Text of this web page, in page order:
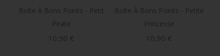
Boîte À Bons Points - Petit
Pirate
Prix
10,90 €
Boîte À Bons Points - Petite
Princesse
Prix
10,90 €